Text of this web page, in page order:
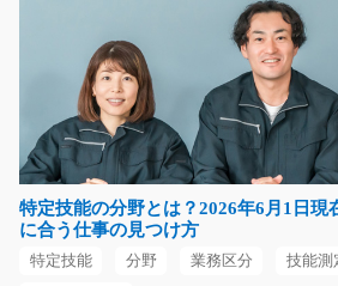
手芸用品の入出庫作業/g06_00534
急募
リーチ式リフトを使った手芸用品の
業！ 1日の半分はリフ…
長期（3ヶ月以上）
時給1400円～1750円
京都府京都市南区
特定技能の分野とは？2026年6月1日現
に合う仕事の見つけ方
特定技能 分野 業務区分 技能測